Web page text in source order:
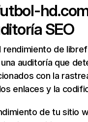
SEO
rendimiento de
auditoría que
con la
enlaces y la
de tu sitio